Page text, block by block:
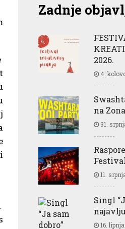
Zadnje
2026.
4.
na
31.
11.
Singl
16. lipnja